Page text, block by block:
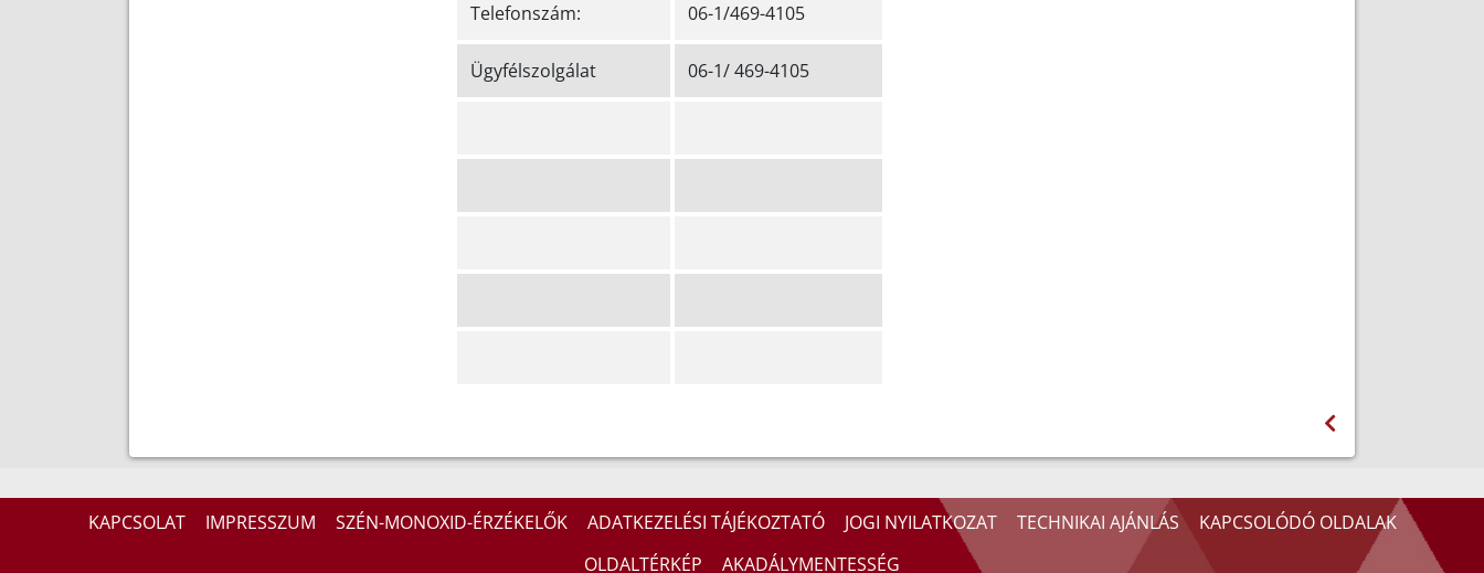
Telefonszám: 06-1/469-4105
Ügyfélszolgálat 06-1/ 469-4105
KAPCSOLAT IMPRESSZUM SZÉN-MONOXID-ÉRZÉKELŐK ADATKEZELÉSI TÁJÉKOZTATÓ JOGI NYILATKOZAT TECHNIKAI AJÁNLÁS
KAPCSOLÓDÓ OLDALAK
OLDALTÉRKÉP
AKADÁLYMENTESSÉG